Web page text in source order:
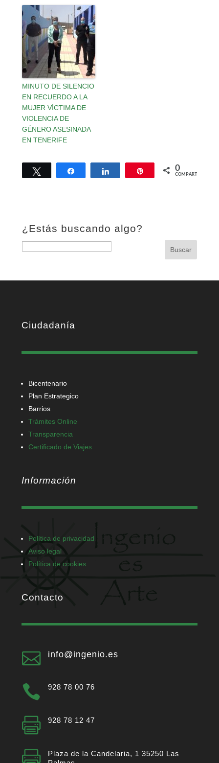
MINUTO DE SILENCIO
EN RECUERDO A LA
MUJER VÍCTIMA DE
VIOLENCIA DE
GÉNERO ASESINADA
EN TENERIFE
Twittear Compartir Compartir 0
COMPARTIR
¿Estás buscando algo?
Buscar:
Ciudadanía
Bicentenario
Plan Estrategico
Barrios
Trámites Online
Transparencia
Certificado de Viajes
Información
Política de privacidad
Aviso legal
Política de cookies
Contacto
 info@ingenio.es
 928 78 00 76
 928 78 12 47

Plaza de la Candelaria, 1 35250 Las